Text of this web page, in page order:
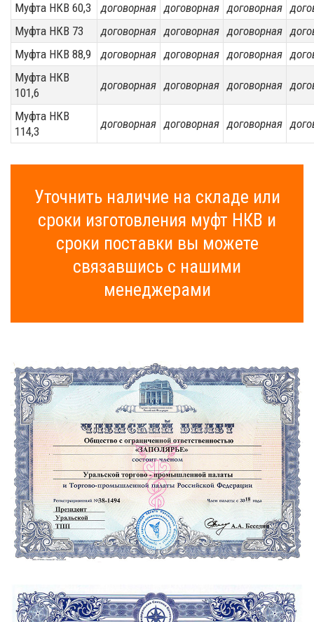
Муфта НКВ 60,3
договорная договорная договорная
Муфта НКВ 73
договорная договорная договорная
Муфта НКВ 88,9
договорная договорная договорная
Муфта НКВ
101,6
договорная договорная договорная
Муфта НКВ
114,3
договорная договорная договорная
Уточнить наличие на складе или
сроки изготовления муфт НКВ и
сроки поставки вы можете
связавшись с нашими
менеджерами